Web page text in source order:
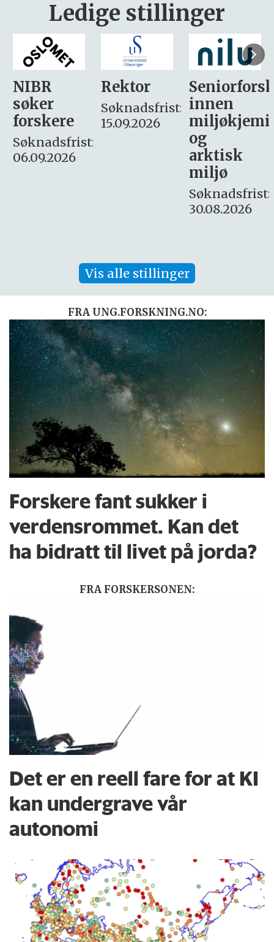
Ledige stillinger
Rektor
Søknadsfrist:
15.09.2026
Seniorforsker
innen
miljøkjemi
søker
– fast
Søknadsfrist:
16. august.
Vis alle stillinger
FRA UNG.FORSKNING.NO:
Forskere fant sukker i
verdensrommet. Kan det
ha bidratt til livet på jorda?
FRA FORSKERSONEN:
Det er en reell fare for at KI
kan undergrave vår
autonomi